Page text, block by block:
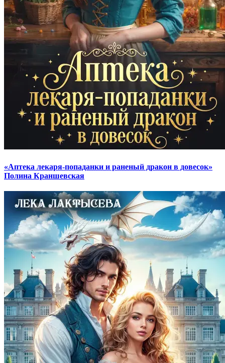
«Аптека лекаря-попаданки и раненый дракон в довесок»
Полина Краншевская